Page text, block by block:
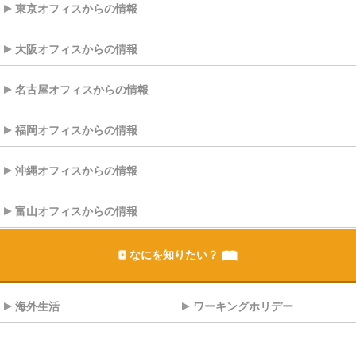
東京オフィスからの情報
大阪オフィスからの情報
名古屋オフィスからの情報
福岡オフィスからの情報
沖縄オフィスからの情報
富山オフィスからの情報
なにを知りたい？
海外生活 ワーキングホリデー